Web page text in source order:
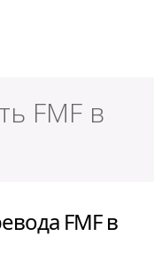
FMF в
FMF в